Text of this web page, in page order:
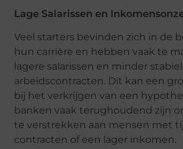
Lage Salarissen en
Veel starters bevinden zich in de
hun carrière en hebben vaak te
lagere salarissen en minder
arbeidscontracten. Dit kan een
bij het verkrijgen van een
banken vaak terughoudend zijn
te verstrekken aan mensen met
contracten of een lager inkomen.